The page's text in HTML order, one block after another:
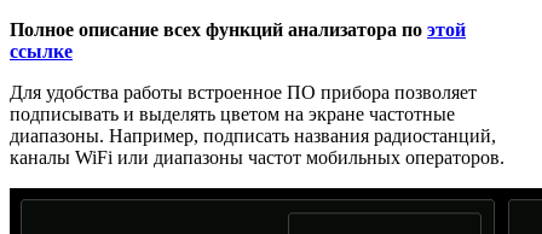
Полное описание всех функций анализатора по этой
ссылке
Для удобства работы встроенное ПО прибора позволяет
подписывать и выделять цветом на экране частотные
диапазоны. Например, подписать названия радиостанций,
каналы WiFi или диапазоны частот мобильных операторов.